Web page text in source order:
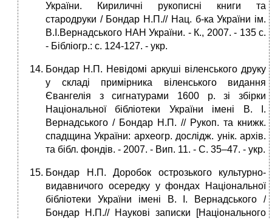
України. Кириличні рукописні книги та
стародруки / Бондар Н.П.// Нац. б-ка України ім.
В.І.Вернадського НАН України. - К., 2007. - 135 c.
- Бібліогр.: с. 124-127. - укp.
Бондар Н.П. Невідомі аркуші віленського друку
у складі примірника віленського видання
Євангелія з сигнатурами 1600 р. зі збірки
Національної бібліотеки України імені В. І.
Вернадського / Бондар Н.П. // Рукоп. та книжк.
спадщина України: археогр. дослідж. унік. архів.
та бібл. фондів. - 2007. - Вип. 11. - С. 35–47. - укp.
Бондар Н.П. Доробок острозького культурно-
видавничого осередку у фондах Національної
бібліотеки України імені В. І. Вернадського /
Бондар Н.П.// Наукові записки [Національного